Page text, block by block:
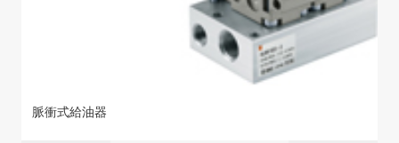
脈衝式給油器